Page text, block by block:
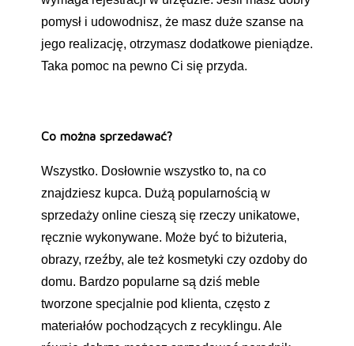
pomysł i udowodnisz, że masz duże szanse na
jego realizację, otrzymasz dodatkowe pieniądze.
Taka pomoc na pewno Ci się przyda.
Co można sprzedawać?
Wszystko. Dosłownie wszystko to, na co
znajdziesz kupca. Dużą popularnością w
sprzedaży online cieszą się rzeczy unikatowe,
ręcznie wykonywane. Może być to biżuteria,
obrazy, rzeźby, ale też kosmetyki czy ozdoby do
domu. Bardzo popularne są dziś meble
tworzone specjalnie pod klienta, często z
materiałów pochodzących z recyklingu. Ale